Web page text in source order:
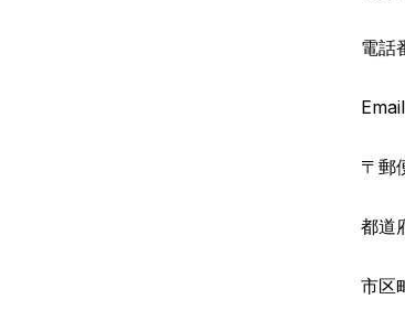
電話
Email
〒郵
都道
市区